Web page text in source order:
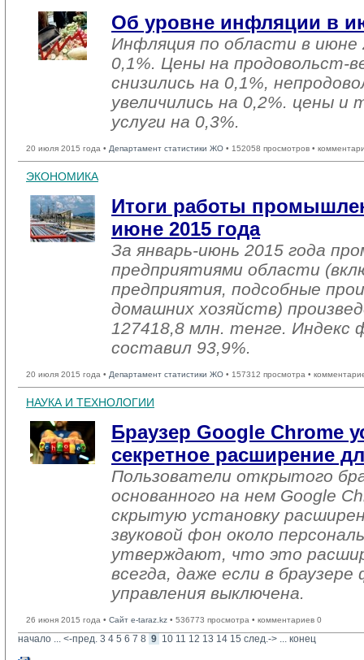
Об уровне инфляции в
Инфляция по области в июне
0,1%. Цены на продовольст-
снизились на 0,1%,
увеличились на 0,2%. цены
услуги на 0,3%.
20 июля 2015 года • Департамент статистики ЖО • 152058 просмотров •
ЭКОНОМИКА
Итоги работы
июне 2015 года
За январь-июнь 2015 года
предприятиями области
предприятия, подсобные
домашних хозяйств)
127418,8 млн. тенге. Индекс
составил 93,9%.
20 июля 2015 года • Департамент статистики ЖО • 157312 просмотра •
НАУКА И ТЕХНОЛОГИИ
Браузер Google Chrome
секретное расширение
Пользователи открытого
основанного на нем Google
скрытую установку
звуковой фон около
утверждают, что это
всегда, даже если в браузере
управления выключена.
26 июня 2015 года • Сайт e-taraz.kz • 536773 просмотра • комментариев 0
начало ... <-пред. 3 4 5 6 7 8 9 10 11 12 13 14 15 след.-> ... конец